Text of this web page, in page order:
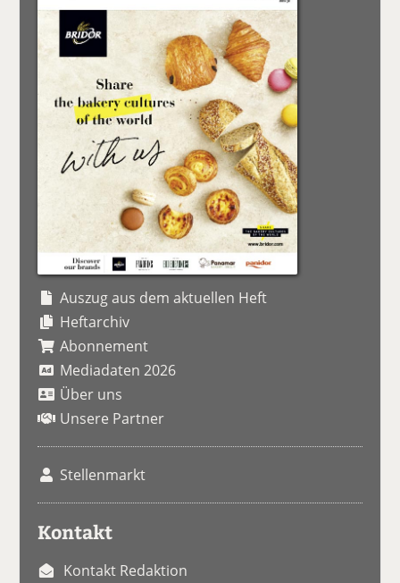
Auszug aus dem aktuellen Heft
Heftarchiv
Abonnement
Mediadaten 2026
Über uns
Unsere Partner
Stellenmarkt
Kontakt
Kontakt Redaktion